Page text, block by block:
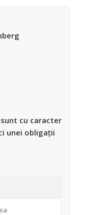
cu caracter
unei obligații